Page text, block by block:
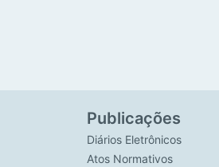
Publicações
Diários Eletrônicos
Atos Normativos